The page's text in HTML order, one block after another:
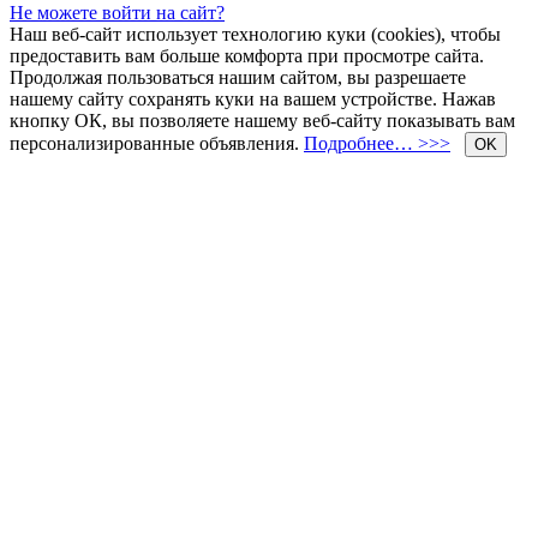
Не можете войти на сайт?
Наш веб-сайт использует технологию куки (cookies), чтобы
предоставить вам больше комфорта при просмотре сайта.
Продолжая пользоваться нашим сайтом, вы разрешаете
нашему сайту сохранять куки на вашем устройстве. Нажав
кнопку ОК, вы позволяете нашему веб-сайту показывать вам
персонализированные объявления. Подробнее… >>> OK